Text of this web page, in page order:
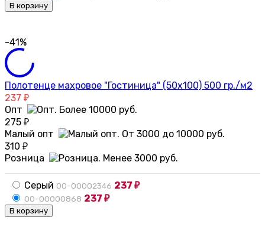
В корзину
-41%
Полотенце махровое "Гостиница" (50х100) 500 гр./м2
237 ₽
Опт
275 ₽
Малый опт
310 ₽
Розница
Серый 00-00002346 237 ₽
00-00000868 237 ₽
В корзину